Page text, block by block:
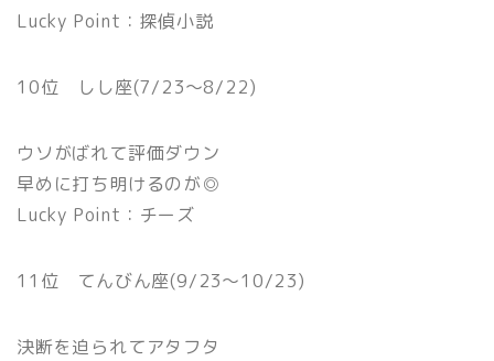
Lucky Point：探偵小説
10位 しし座(7/23〜8/22)
ウソがばれて評価ダウン
早めに打ち明けるのが◎
Lucky Point：チーズ
11位 てんびん座(9/23〜10/23)
決断を迫られてアタフタ